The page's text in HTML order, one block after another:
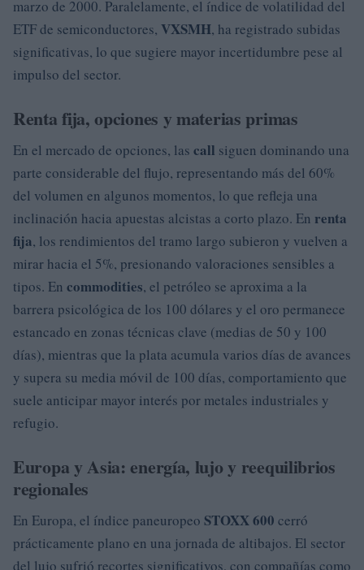
marzo de 2000. Paralelamente, el índice de volatilidad del
ETF de semiconductores, VXSMH, ha registrado subidas
significativas, lo que sugiere mayor incertidumbre pese al
impulso del sector.
Renta fija, opciones y materias primas
En el mercado de opciones, las call siguen dominando una
parte considerable del flujo, representando más del 60%
del volumen en algunos momentos, lo que refleja una
inclinación hacia apuestas alcistas a corto plazo. En renta
fija, los rendimientos del tramo largo subieron y vuelven a
mirar hacia el 5%, presionando valoraciones sensibles a
tipos. En commodities, el petróleo se aproxima a la
barrera psicológica de los 100 dólares y el oro permanece
estancado en zonas técnicas clave (medias de 50 y 100
días), mientras que la plata acumula varios días de avances
y supera su media móvil de 100 días, comportamiento que
suele anticipar mayor interés por metales industriales y
refugio.
Europa y Asia: energía, lujo y reequilibrios
regionales
En Europa, el índice paneuropeo STOXX 600 cerró
prácticamente plano en una jornada de altibajos. El sector
del lujo sufrió recortes significativos, con compañías como